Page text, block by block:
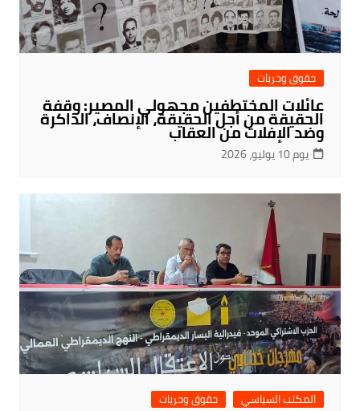
حقوق وحريات
عائلات المختطفين مجهولي المصير: وقفة
الحقيقة من أجل الحقيقة، الإنصاف، الذاكرة
وضد الإفلات من العقاب
يوم 10 يوليو، 2026
المكتب السياسي حقوق وحريات